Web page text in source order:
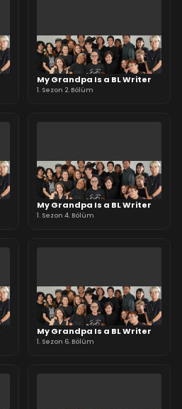
My Grandpa Is a BL Writer
1. Sezon 2. Bölüm
My Grandpa Is a BL Writer
1. Sezon 4. Bölüm
My Grandpa Is a BL Writer
1. Sezon 6. Bölüm